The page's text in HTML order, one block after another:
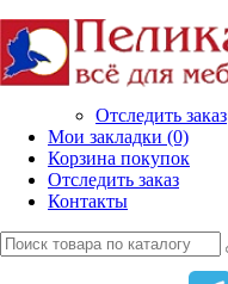
Отследить заказ
Мои закладки (0)
Корзина покупок
Отследить заказ
Контакты